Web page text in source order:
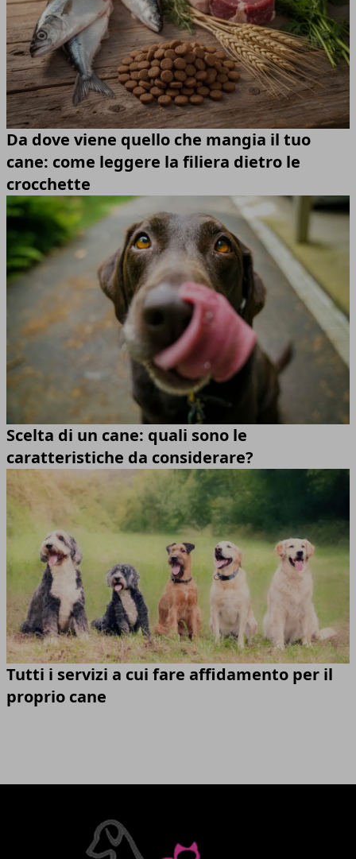
Da dove viene quello che mangia il tuo
cane: come leggere la filiera dietro le
crocchette
Scelta di un cane: quali sono le
caratteristiche da considerare?
Tutti i servizi a cui fare affidamento per il
proprio cane